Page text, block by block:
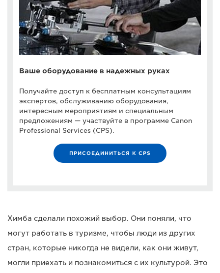
Ваше оборудование в надежных руках
Получайте доступ к бесплатным консультациям
экспертов, обслуживанию оборудования,
интересным мероприятиям и специальным
предложениям — участвуйте в программе Canon
Professional Services (CPS).
ПРИСОЕДИНИТЬСЯ К CPS
Химба сделали похожий выбор. Они поняли, что
могут работать в туризме, чтобы люди из других
стран, которые никогда не видели, как они живут,
могли приехать и познакомиться с их культурой. Это